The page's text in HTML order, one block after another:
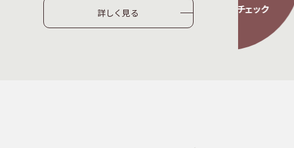
詳しく見る気になる情報チェック